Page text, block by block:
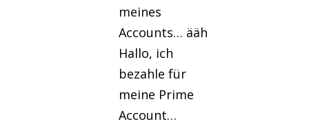
meines
Accounts… ääh
Hallo, ich
bezahle für
meine Prime
Account…